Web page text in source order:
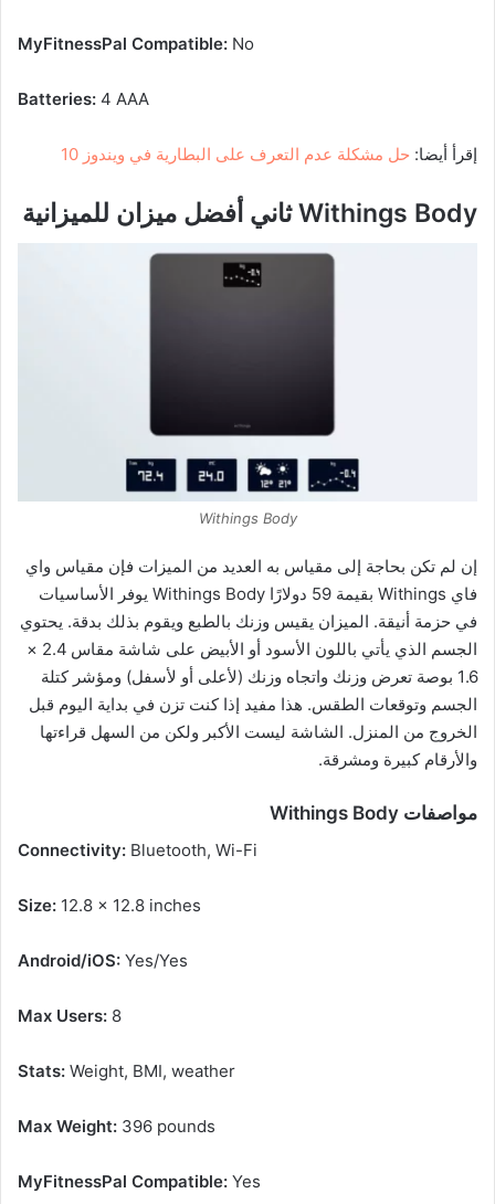
MyFitnessPal Compatible: No
Batteries: 4 AAA
إقرأ أيضا: حل مشكلة عدم التعرف على البطارية في ويندوز 10
Withings Body ثاني أفضل ميزان للميزانية
Withings Body
إن لم تكن بحاجة إلى مقياس به العديد من الميزات فإن مقياس واي
فاي Withings بقيمة 59 دولارًا Withings Body يوفر الأساسيات
في حزمة أنيقة. الميزان يقيس وزنك بالطبع ويقوم بذلك بدقة. يحتوي
الجسم الذي يأتي باللون الأسود أو الأبيض على شاشة مقاس 2.4 ×
1.6 بوصة تعرض وزنك واتجاه وزنك (لأعلى أو لأسفل) ومؤشر كتلة
الجسم وتوقعات الطقس. هذا مفيد إذا كنت تزن في بداية اليوم قبل
الخروج من المنزل. الشاشة ليست الأكبر ولكن من السهل قراءتها
والأرقام كبيرة ومشرقة.
مواصفات Withings Body
Connectivity: Bluetooth, Wi-Fi
Size: 12.8 x 12.8 inches
Android/iOS: Yes/Yes
Max Users: 8
Stats: Weight, BMI, weather
Max Weight: 396 pounds
MyFitnessPal Compatible: Yes